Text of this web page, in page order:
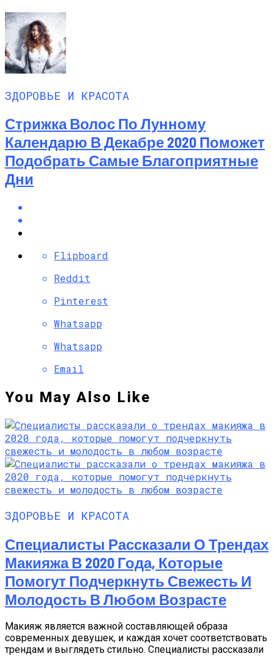
ЗДОРОВЬЕ И КРАСОТА
Стрижка Волос По Лунному
Календарю В Декабре 2020 Поможет
Подобрать Самые Благоприятные
Дни
Flipboard
Reddit
Pinterest
Whatsapp
Whatsapp
Email
You May Also Like
ЗДОРОВЬЕ И КРАСОТА
Специалисты Рассказали О Трендах
Макияжа В 2020 Года, Которые
Помогут Подчеркнуть Свежесть И
Молодость В Любом Возрасте
Макияж является важной составляющей образа
современных девушек, и каждая хочет соответствовать
трендам и выглядеть стильно. Специалисты рассказали